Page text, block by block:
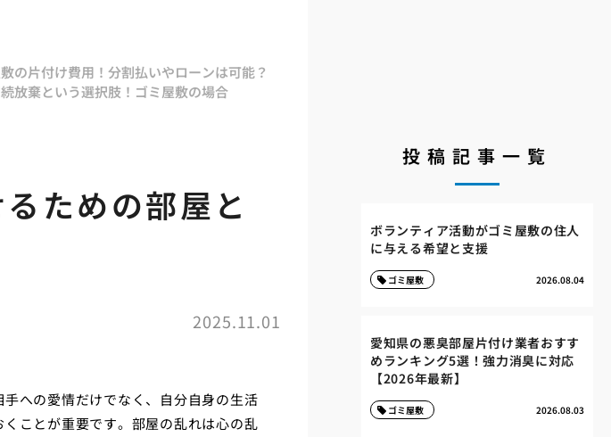
の片付け費用！分割払いやローンは可能？
放棄という選択肢！ゴミ屋敷の場合
ための部屋と
2025.11.01
への愛情だけでなく、自分自身の生活
ことが重要です。部屋の乱れは心の乱
投稿記事一覧
ボランティア活動がゴミ屋敷の住人
に与える希望と支援
2026.08.04
ゴミ屋敷
愛知県の悪臭部屋片付け業者おすす
めランキング5選！強力消臭に対応
【2026年最新】
2026.08.03
ゴミ屋敷